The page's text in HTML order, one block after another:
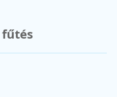
fűtés